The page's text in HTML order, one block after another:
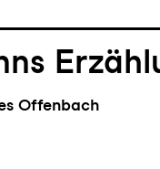
Offenbach